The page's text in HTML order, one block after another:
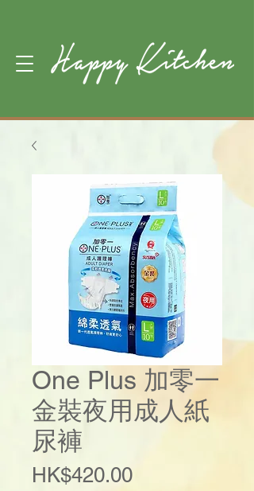
One Plus 加零一
金裝夜用成人紙
尿褲
HK$420.00價